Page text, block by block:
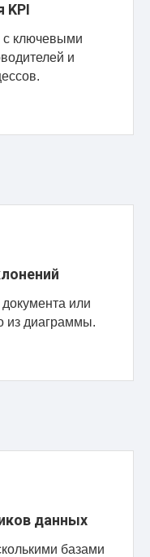
KPI
с ключевыми
и
или
из диаграммы.
данных
базами